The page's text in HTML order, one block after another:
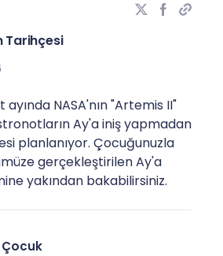
Tarihçesi
ayında NASA'nın "Artemis II"
Ay'a iniş yapmadan
planlanıyor. Çocuğunuzla
gerçekleştirilen Ay'a
yakından bakabilirsiniz.
Çocuk